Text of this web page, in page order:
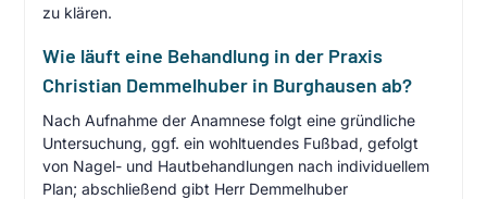
zu klären.
Wie läuft eine Behandlung in der Praxis
Christian Demmelhuber in Burghausen ab?
Nach Aufnahme der Anamnese folgt eine gründliche
Untersuchung, ggf. ein wohltuendes Fußbad, gefolgt
von Nagel- und Hautbehandlungen nach individuellem
Plan; abschließend gibt Herr Demmelhuber